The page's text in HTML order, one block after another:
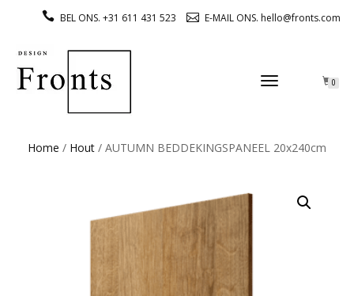
BEL ONS. +31 611 431 523 E-MAIL ONS. hello@fronts.com
TOGGLE
0
Home / Hout / AUTUMN BEDDEKINGSPANEEL 20x240cm